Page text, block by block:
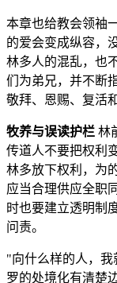
本章也给教会领袖
的爱会变成纵容，
林多人的混乱，也
们为弟兄，并不断
敬拜、恩赐、复活
牧养与误读护栏 林
传道人不要把权利
林多放下权利，为
应当合理供应全职
时也要建立透明制
问责。
"向什么样的人，
罗的处境化有清楚